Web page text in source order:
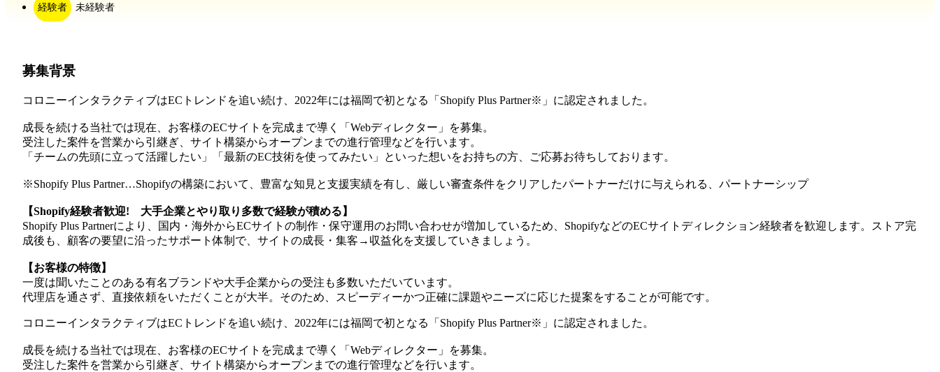
経験者 未経験者
募集背景
コロニーインタラクティブはECトレンドを追い続け、2022年には福岡で初となる「Shopify Plus Partner※」に認定されました。
成長を続ける当社では現在、お客様のECサイトを完成まで導く「Webディレクター」を募集。
受注した案件を営業から引継ぎ、サイト構築からオープンまでの進行管理などを行います。
「チームの先頭に立って活躍したい」「最新のEC技術を使ってみたい」といった想いをお持ちの方、ご応募お待ちしております。
※Shopify Plus Partner…Shopifyの構築において、豊富な知見と支援実績を有し、厳しい審査条件をクリアしたパートナーだけに与えられる、パートナーシップ
【Shopify経験者歓迎! 大手企業とやり取り多数で経験が積める】
Shopify Plus Partnerにより、国内・海外からECサイトの制作・保守運用のお問い合わせが増加しているため、ShopifyなどのECサイトディレクション経験者を歓迎します。ストア完
成後も、顧客の要望に沿ったサポート体制で、サイトの成長・集客→収益化を支援していきましょう。
【お客様の特徴】
一度は聞いたことのある有名ブランドや大手企業からの受注も多数いただいています。
代理店を通さず、直接依頼をいただくことが大半。そのため、スピーディーかつ正確に課題やニーズに応じた提案をすることが可能です。
コロニーインタラクティブはECトレンドを追い続け、2022年には福岡で初となる「Shopify Plus Partner※」に認定されました。
成長を続ける当社では現在、お客様のECサイトを完成まで導く「Webディレクター」を募集。
受注した案件を営業から引継ぎ、サイト構築からオープンまでの進行管理などを行います。